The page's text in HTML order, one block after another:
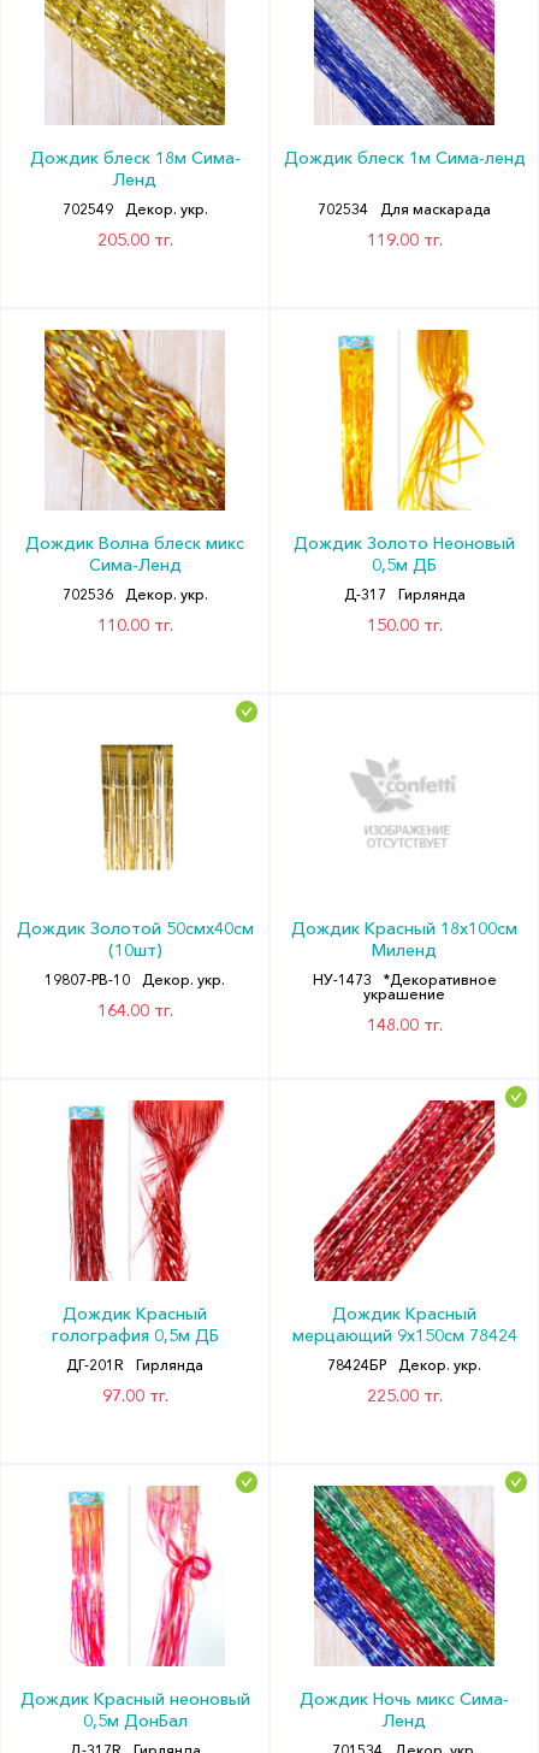
Дождик блеск 18м Сима-
Ленд
702549 Декор. укр.
205.00 тг.
Дождик блеск 1м Сима-ленд
702534 Для маскарада
119.00 тг.
Дождик Волна блеск микс
Сима-Ленд
702536 Декор. укр.
110.00 тг.
Дождик Золото Неоновый
0,5м ДБ
Д-317 Гирлянда
150.00 тг.
Дождик Золотой 50смх40см
(10шт)
19807-PB-10 Декор. укр.
164.00 тг.
Дождик Красный 18х100см
Миленд
НУ-1473
*Декоративное
украшение
148.00 тг.
Дождик Красный
голография 0,5м ДБ
ДГ-201R Гирлянда
97.00 тг.
Дождик Красный
мерцающий 9х150см 78424
78424БР Декор. укр.
225.00 тг.
Дождик Красный неоновый
0,5м ДонБал
Дождик Ночь микс Сима-
Ленд